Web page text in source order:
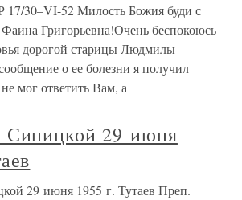
30–VI-52 Милость Божия буди с
Григорьевна!Очень беспокоюсь
дорогой старицы Людмилы
о ее болезни я получил
мог ответить Вам, а
29 июня
29 июня 1955 г. Тутаев Преп.